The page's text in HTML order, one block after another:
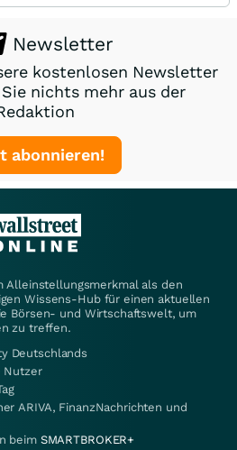
Newsletter
kostenlosen Newsletter
nichts mehr aus der
abonnieren!
Alleinstellungsmerkmal als den
Wissens-Hub für einen aktuellen
Börsen- und Wirtschaftswelt, um
zu treffen.
Deutschlands
Nutzer
ARIVA, FinanzNachrichten und
beim SMARTBROKER+